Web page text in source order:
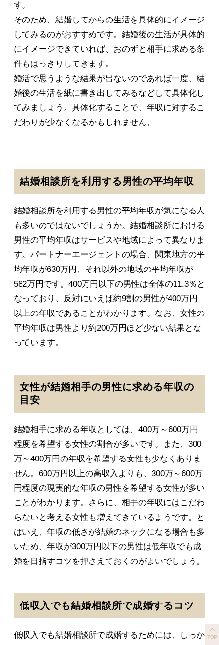
す。
そのため、結婚してからの生活を具体的にイメージ
してみるのがおすすめです。結婚後の生活が具体的
にイメージできていれば、おのずと相手に求める条
件もはっきりしてきます。
婚活で思うような結果が出ないのであれば一度、結
婚後の生活を紙に書き出してみるなどして具体化し
てみましょう。具体化することで、年収に対するこ
だわりが少なくなるかもしれません。
結婚相談所を利用する男性の平均年収
結婚相談所を利用する男性の平均年収が気になる人
も多いのではないでしょうか。結婚相談所における
男性の平均年収はサービスや地域によって異なりま
す。パートナーエージェントの場合、関東地方の平
均年収が630万円、それ以外の地域の平均年収が
582万円です。400万円以下の男性は全体の11.3％と
なっており、反対にいえば約9割の男性が400万円
以上の年収であることがわかります。なお、女性の
平均年収は男性より約200万円ほど少ない結果とな
っています。
女性が結婚相手の男性に求める年収の
目安
結婚相手に求める年収としては、400万～600万円
程度を希望する女性の割合が多いです。また、300
万～400万円の年収を希望する女性も少なくありま
せん。600万円以上の高収入よりも、300万～600万
円程度の現実的な年収の男性を希望する女性が多い
ことがわかります。さらに、相手の年収にはこだわ
らないと考える女性も増えてきているようです。と
はいえ、年収の低さが結婚のネックになる場合も多
いため、年収が300万円以下の男性は低年収でも成
婚を目指すコツを押さえておくのがよいでしょう。
低収入でも結婚相談所で成婚するコツ
低収入でも結婚相談所で成婚するためには、しっか TOP